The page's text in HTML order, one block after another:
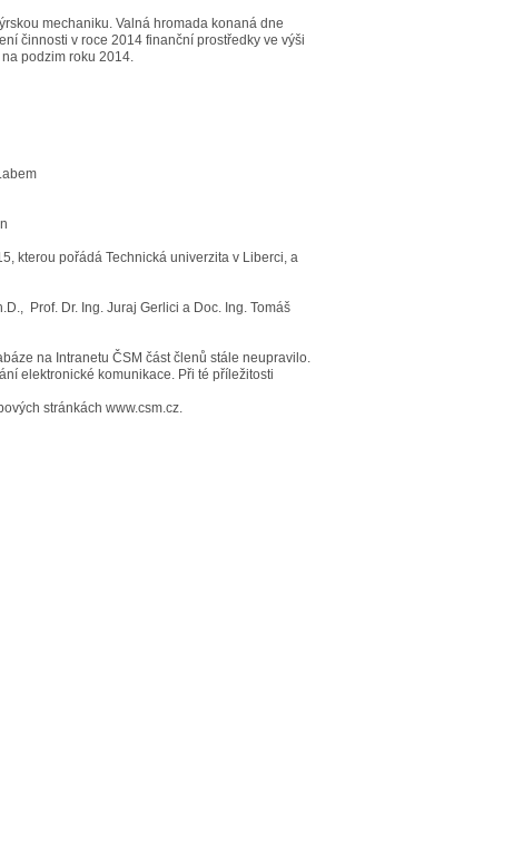
mechaniku. Valná hromada konaná dne
činnosti v roce 2014 finanční prostředky ve výši
podzim roku 2014.
kterou pořádá Technická univerzita v Liberci, a
Prof. Dr. Ing. Juraj Gerlici a Doc. Ing. Tomáš
na Intranetu ČSM část členů stále neupravilo.
elektronické komunikace. Při té příležitosti
stránkách www.csm.cz.